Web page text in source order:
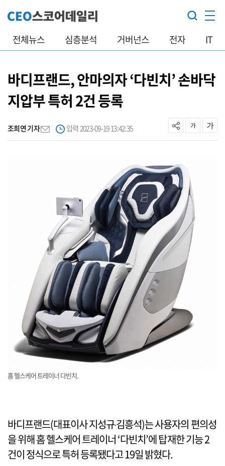
전체뉴스 심층분석 거버넌스 전자 IT
바디프랜드, 안마의자 ‘다빈치’ 손바닥
지압부 특허 2건 등록
조희연 기자 입력 2023-09-19 13:42:35
홈 헬스케어 트레이너 다빈치.
바디프랜드(대표이사 지성규‧김흥석)는 사용자의 편의성
을 위해 홈 헬스케어 트레이너 ‘다빈치’에 탑재한 기능 2
건이 정식으로 특허 등록됐다고 19일 밝혔다.